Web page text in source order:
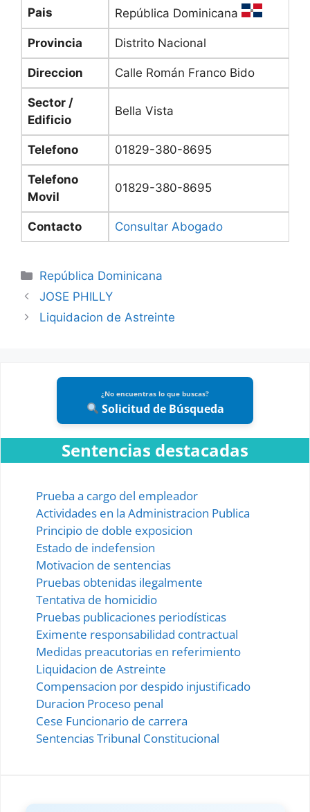
Pais República Dominicana
Provincia Distrito Nacional
Direccion Calle Román Franco Bido
Sector /
Edificio
Bella Vista
Telefono 01829-380-8695
Telefono
Movil
01829-380-8695
Contacto Consultar Abogado
Categories
República Dominicana
JOSE PHILLY
Liquidacion de Astreinte
¿No encuentras lo que buscas?
Solicitud de Búsqueda
Sentencias destacadas
Prueba a cargo del empleador
Actividades en la Administracion Publica
Principio de doble exposicion
Estado de indefension
Motivacion de sentencias
Pruebas obtenidas ilegalmente
Tentativa de homicidio
Pruebas publicaciones periodísticas
Eximente responsabilidad contractual
Medidas preacutorias en referimiento
Liquidacion de Astreinte
Compensacion por despido injustificado
Duracion Proceso penal
Cese Funcionario de carrera
Sentencias Tribunal Constitucional